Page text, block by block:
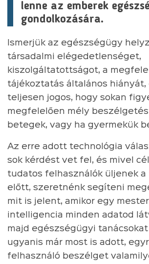
lenne az emberek
gondolkozására.
Ismerjük az egészségügy
társadalmi elégedetlenséget,
kiszolgáltatottságot, a
tájékoztatás általános hiányát,
teljesen jogos, hogy sokan
megfelelően mély
betegek, vagy ha gyermekük
Az erre adott technológia
sok kérdést vet fel, és mivel
tudatos felhasználók üljenek a
előtt, szeretnénk segíteni
mit is jelent, amikor egy
intelligencia minden adatod
majd egészségügyi tanácsokat
ugyanis már most is adott,
felhasználó beszélget